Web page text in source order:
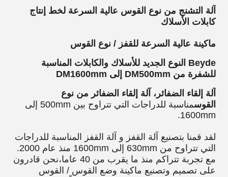
آلة التشنج من نوع القوس عالية السرعة لخط إنتاج
كابلات الأسلاك
ماكينة عالية السرعة للقفز / نوع القوس
Beyde النوع الجديد للأسلاك والكابلات المناسبة
للشفرة من DM500mm إلى DM1600mm
آلة إلقاء الضفائر، آلة إلقاء الضفائر من نوع
القوس
مناسبة للدراجات التي تتراوح بين 500mm إلى
1600mm.
لقد قمنا بتصنيع آلة القفز و آلة القفز المناسبة للدراجات
التي تتراوح من 630mm إلى 1600mm منذ عام 2000.
مع تجربة تتراكم منذ ما يقرب من 40 عاما،نحن قادرون
على تصميم وتصنيع ماكينة وضع القوس / القوس